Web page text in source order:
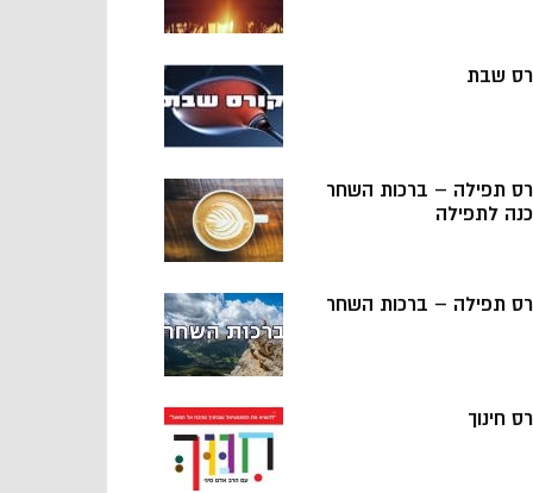
שבת
תפילה – ברכות השחר
לתפילה
תפילה – ברכות השחר
חינוך